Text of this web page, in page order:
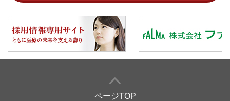
ページTOP